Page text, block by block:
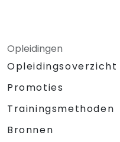
Opleidingen
Opleidingsoverzicht
Promoties
Trainingsmethoden
Bronnen